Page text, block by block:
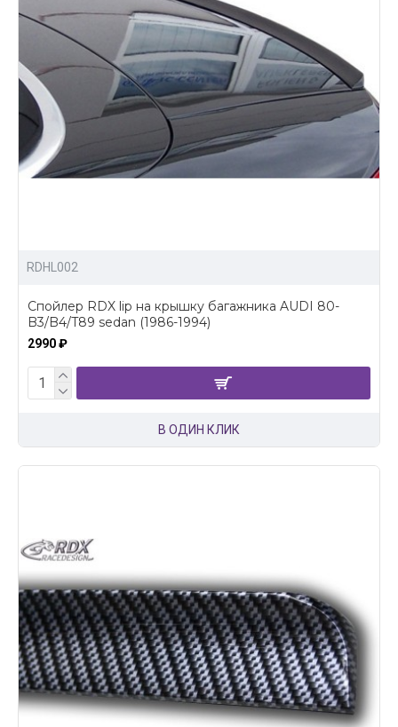
RDHL002
Спойлер RDX lip на крышку багажника AUDI 80-
B3/B4/T89 sedan (1986-1994)
2990 ₽
В ОДИН КЛИК